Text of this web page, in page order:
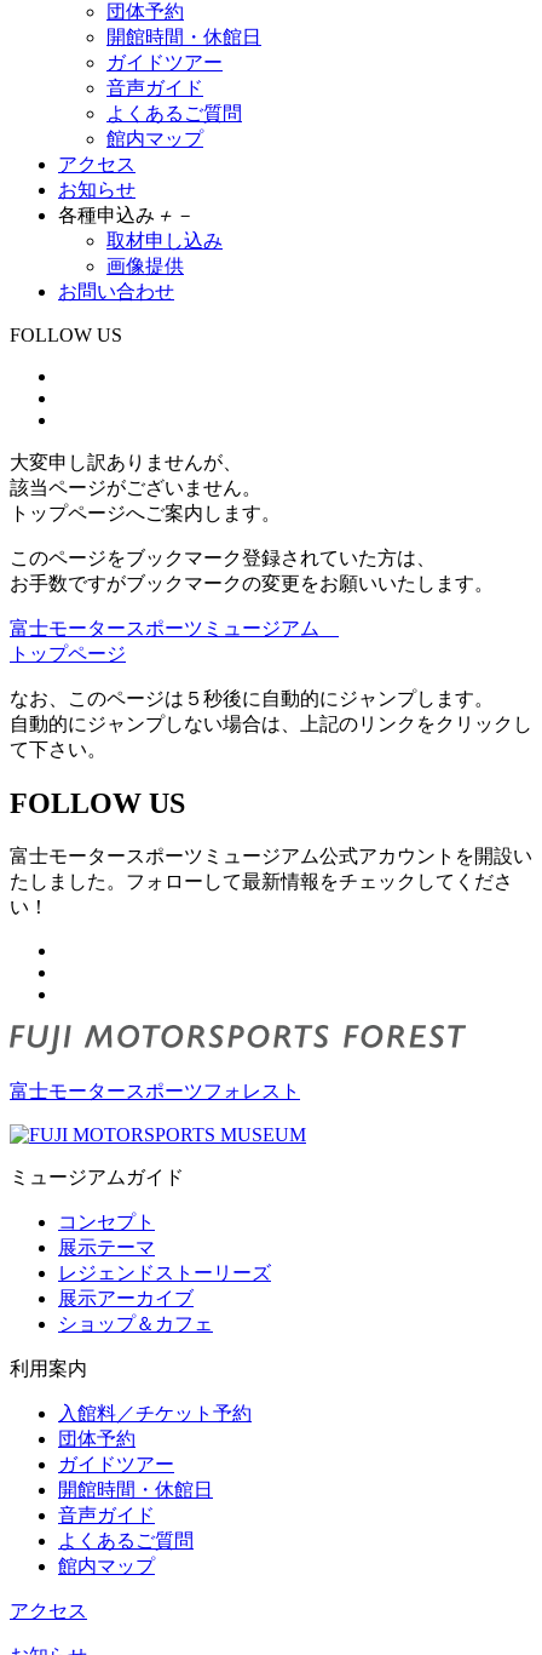
団体予約
開館時間・休館日
ガイドツアー
音声ガイド
よくあるご質問
館内マップ
アクセス
お知らせ
各種申込み ＋ －
取材申し込み
画像提供
お問い合わせ
FOLLOW US
大変申し訳ありませんが、
該当ページがございません。
トップページへご案内します。
このページをブックマーク登録されていた方は、
お手数ですがブックマークの変更をお願いいたします。
富士モータースポーツミュージアム
トップページ
なお、このページは５秒後に自動的にジャンプします。
自動的にジャンプしない場合は、上記のリンクをクリックし
て下さい。
FOLLOW US
富士モータースポーツミュージアム公式アカウントを開設い
たしました。フォローして最新情報をチェックしてくださ
い！
富士モータースポーツフォレスト
ミュージアムガイド
コンセプト
展示テーマ
レジェンドストーリーズ
展示アーカイブ
ショップ＆カフェ
利用案内
入館料／チケット予約
団体予約
ガイドツアー
開館時間・休館日
音声ガイド
よくあるご質問
館内マップ
アクセス